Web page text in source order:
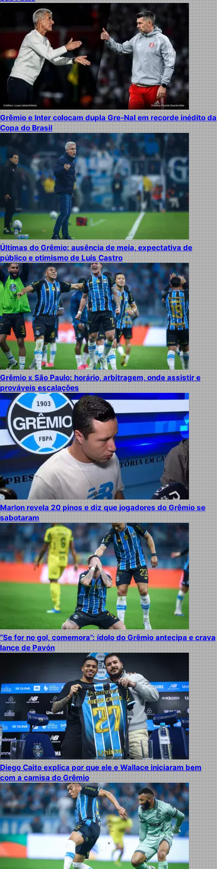
Grêmio e Inter colocam dupla Gre-Nal em recorde inédito da
Copa do Brasil
Últimas do Grêmio: ausência de meia, expectativa de
público e otimismo de Luís Castro
Grêmio x São Paulo: horário, arbitragem, onde assistir e
prováveis escalações
Marlon revela 20 pinos e diz que jogadores do Grêmio se
sabotaram
“Se for no gol, comemora”: ídolo do Grêmio antecipa e crava
lance de Pavón
Diego Caito explica por que ele e Wallace iniciaram bem
com a camisa do Grêmio